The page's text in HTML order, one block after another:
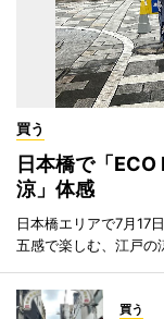
買う
日本橋で「
涼」体感
日本橋エリアで7月17
五感で楽しむ、江戸の
買う